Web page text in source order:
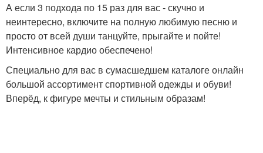
А если 3 подхода по 15 раз для вас - скучно и
неинтересно, включите на полную любимую песню и
просто от всей души танцуйте, прыгайте и пойте!
Интенсивное кардио обеспечено!
Специально для вас в сумасшедшем каталоге онлайн
большой ассортимент спортивной одежды и обуви!
Вперёд, к фигуре мечты и стильным образам!